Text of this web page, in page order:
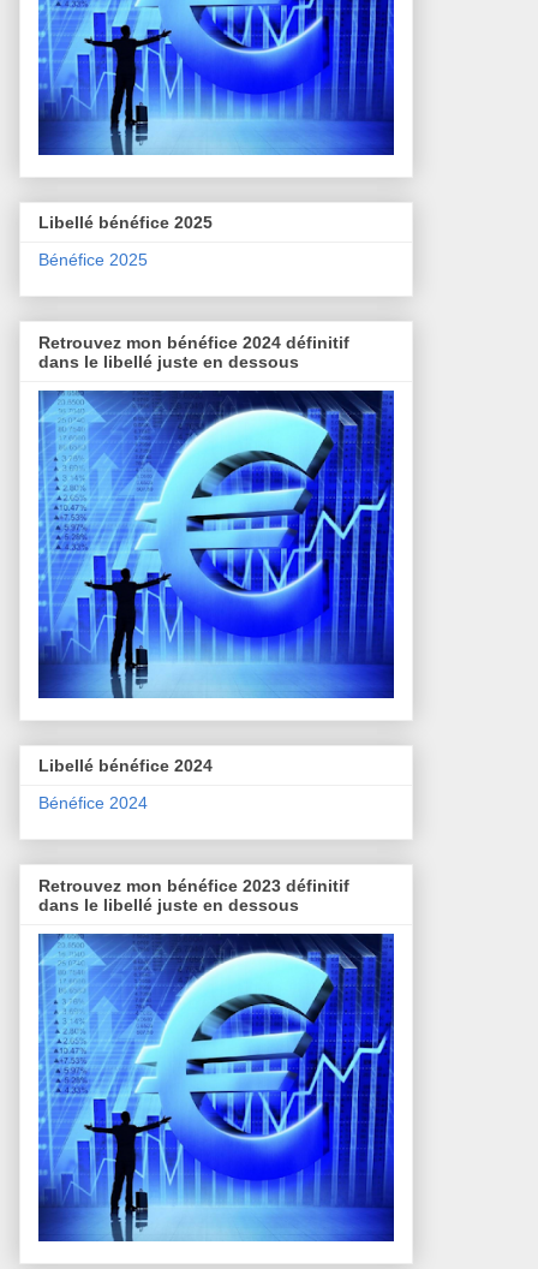
Libellé bénéfice 2025
Bénéfice 2025
Retrouvez mon bénéfice 2024 définitif
dans le libellé juste en dessous
Libellé bénéfice 2024
Bénéfice 2024
Retrouvez mon bénéfice 2023 définitif
dans le libellé juste en dessous